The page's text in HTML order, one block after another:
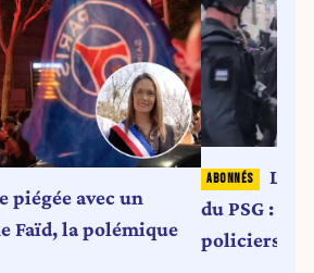
piégée avec un
Faïd, la polémique
Le
du PSG :
policiers